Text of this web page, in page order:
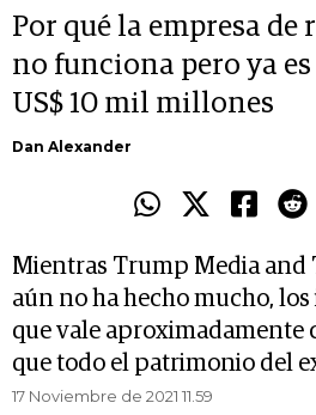
Por qué la empresa de
no funciona pero ya
US$ 10 mil millones
Dan Alexander
Mientras Trump Media and
aún no ha hecho mucho,
que vale aproximadamente
que todo el patrimonio del
17 Noviembre de 2021 11.59